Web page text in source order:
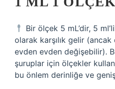
Bir ölçek 5 mL’dir, 5
olarak karşılık gelir (ancak
evden evden değişebilir).
şuruplar için ölçekler
bu önlem derinliğe ve